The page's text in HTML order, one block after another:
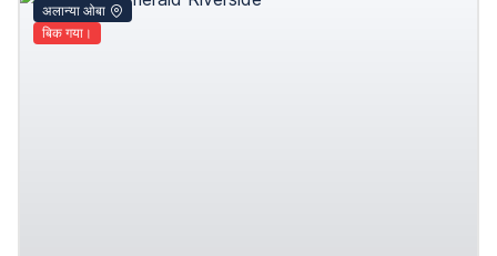
अलान्या ओबा
बिक गया।